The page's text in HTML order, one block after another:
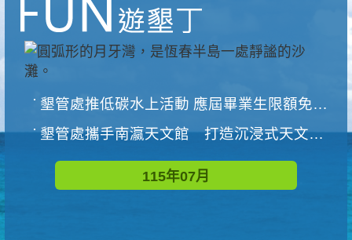
墾管處推低碳水上活動 應屆畢業生限額免費參加
墾管處攜手南瀛天文館 打造沉浸式天文探索營隊
115年07月